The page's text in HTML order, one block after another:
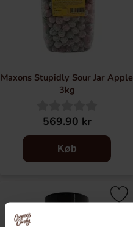
Maxons Stupidly Sour Jar Apple
3kg
569.90 kr
Køb